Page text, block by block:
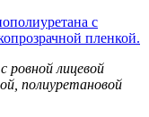
с
пленкой.
лицевой
полиуретановой